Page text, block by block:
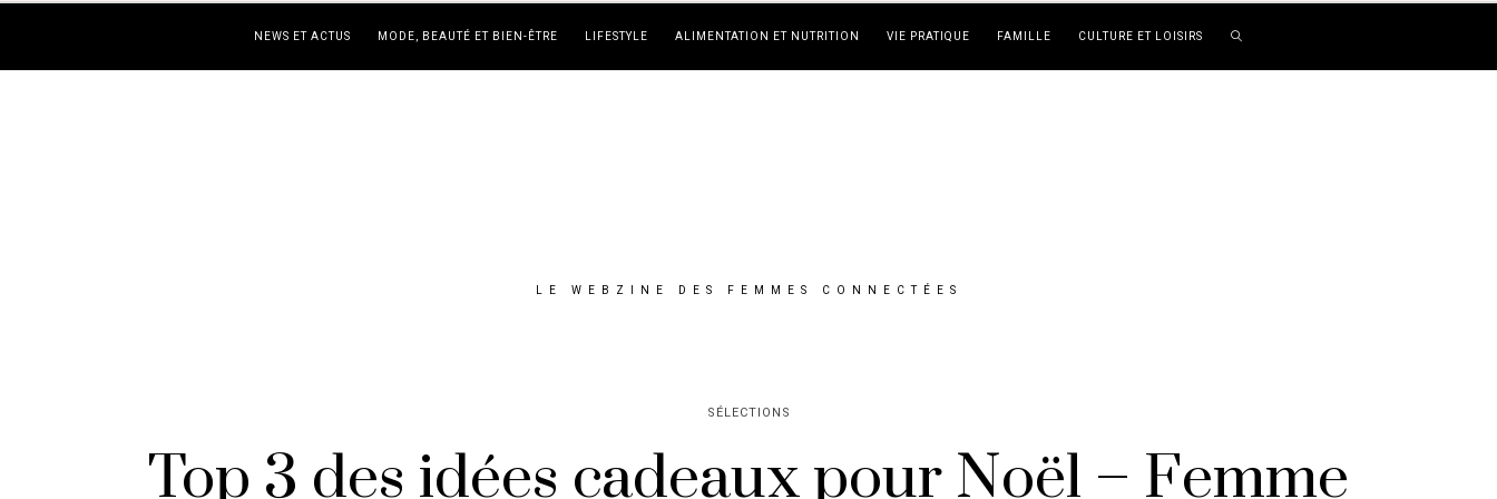
NEWS ET ACTUS MODE, BEAUTÉ ET BIEN-ÊTRE LIFESTYLE ALIMENTATION ET NUTRITION VIE PRATIQUE FAMILLE CULTURE ET LOISIRS
LE WEBZINE DES FEMMES CONNECTÉES
SÉLECTIONS
Top 3 des idées cadeaux pour Noël – Femme